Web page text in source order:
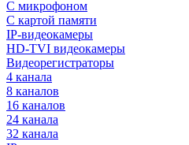
С микрофоном
С картой памяти
IP-видеокамеры
HD-TVI видеокамеры
Видеорегистраторы
4 канала
8 каналов
16 каналов
24 канала
32 канала